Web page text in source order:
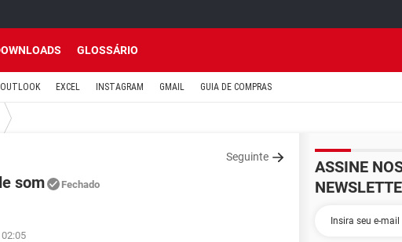
GLOSSÁRIO
OUTLOOK EXCEL INSTAGRAM GMAIL GUIA DE COMPRAS
Seguinte
som Fechado
ASSINE